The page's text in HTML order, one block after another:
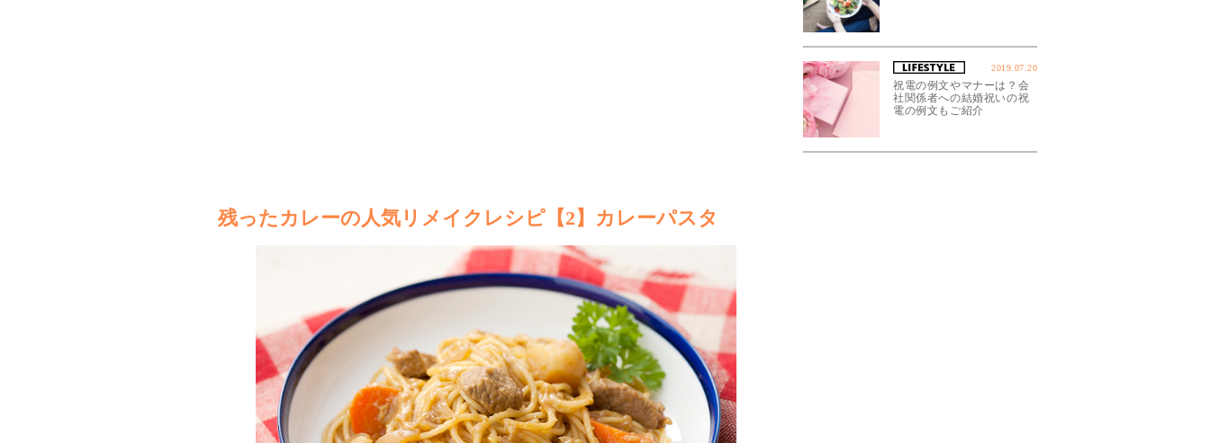
残ったカレーの人気リメイクレシピ【2】カレーパスタ
2019.07.20
祝電の例文やマナーは？会
社関係者への結婚祝いの祝
電の例文もご紹介